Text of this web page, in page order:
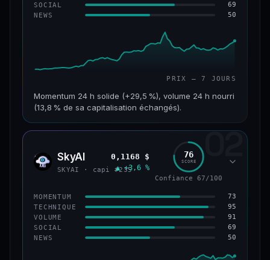
SOCIAL 69
NEWS 50
PRIX — 7 JOURS
Momentum 24 h solide (+29,5 %), volume 24 h nourri
(13,8 % de sa capitalisation échangés).
CAP. MARCHÉ VOLUME 24 H
VAR. 7 J VAR. 30 J
+10,2 %
VS ATH
−46,4 %
CONFIANCE 56/100
02
SKYA SkyAI
SKYAI · capi #235
0,1168 $
▲ +3,6 %
76
SCORE
Confiance 67/100
MOMENTUM 73
TECHNIQUE 95
VOLUME 91
SOCIAL 69
NEWS 50